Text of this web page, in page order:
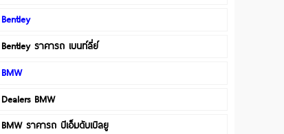
Bentley
Bentley ราคารถ เบนท์ลี่ย์
BMW
Dealers BMW
BMW ราคารถ บีเอ็มดับเบิลยู